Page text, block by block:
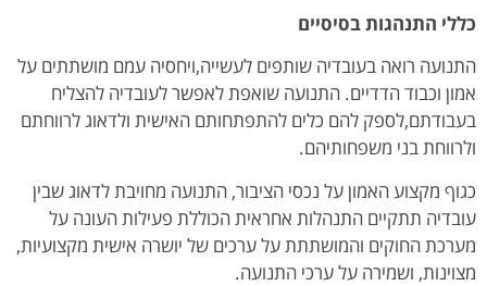
כללי התנהגות בסיסיים
התנועה רואה בעובדיה שותפים לעשייה,ויחסיה עמם מושתתים על
אמון וכבוד הדדיים. התנועה שואפת לאפשר לעובדיה להצליח
בעבודתם,לספק להם כלים להתפתחותם האישית ולדאוג לרווחתם
ולרווחת בני משפחותיהם.
כגוף מקצוע האמון על נכסי הציבור, התנועה מחויבת לדאוג שבין
עובדיה תתקיים התנהלות אחראית הכוללת פעילות העונה על
מערכת החוקים והמושתתת על ערכים של יושרה אישית מקצועיות,
מצוינות, ושמירה על ערכי התנועה.